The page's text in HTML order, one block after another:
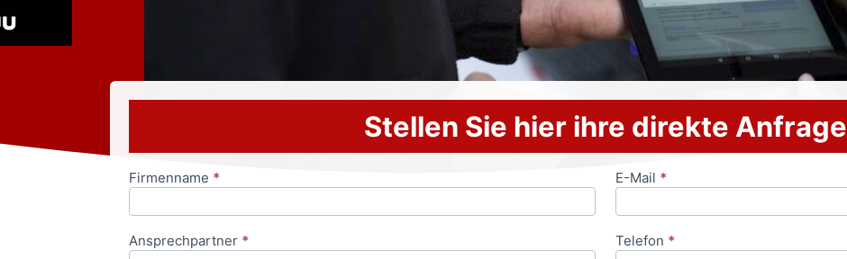
Stellen Sie hier ihre direkte Anfrage
Anfrageformular
Firmenname * E-Mail *
Ansprechpartner * Telefon *